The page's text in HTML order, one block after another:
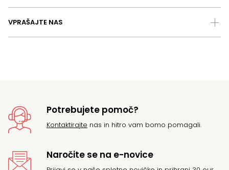
VPRAŠAJTE NAS
Potrebujete pomoč?
Kontaktirajte nas in hitro vam bomo pomagali.
Naročite se na e-novice